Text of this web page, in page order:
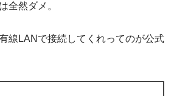
全然ダメ。
線LANで接続してくれってのが公式